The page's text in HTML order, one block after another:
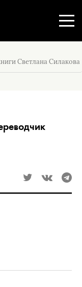
Светлана Силакова